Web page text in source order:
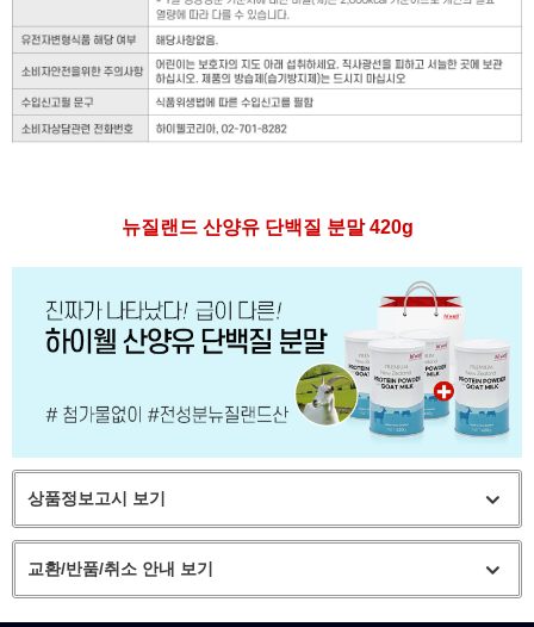
뉴질랜드 산양유 단백질 분말 420g
상품정보고시 보기
교환/반품/취소 안내 보기